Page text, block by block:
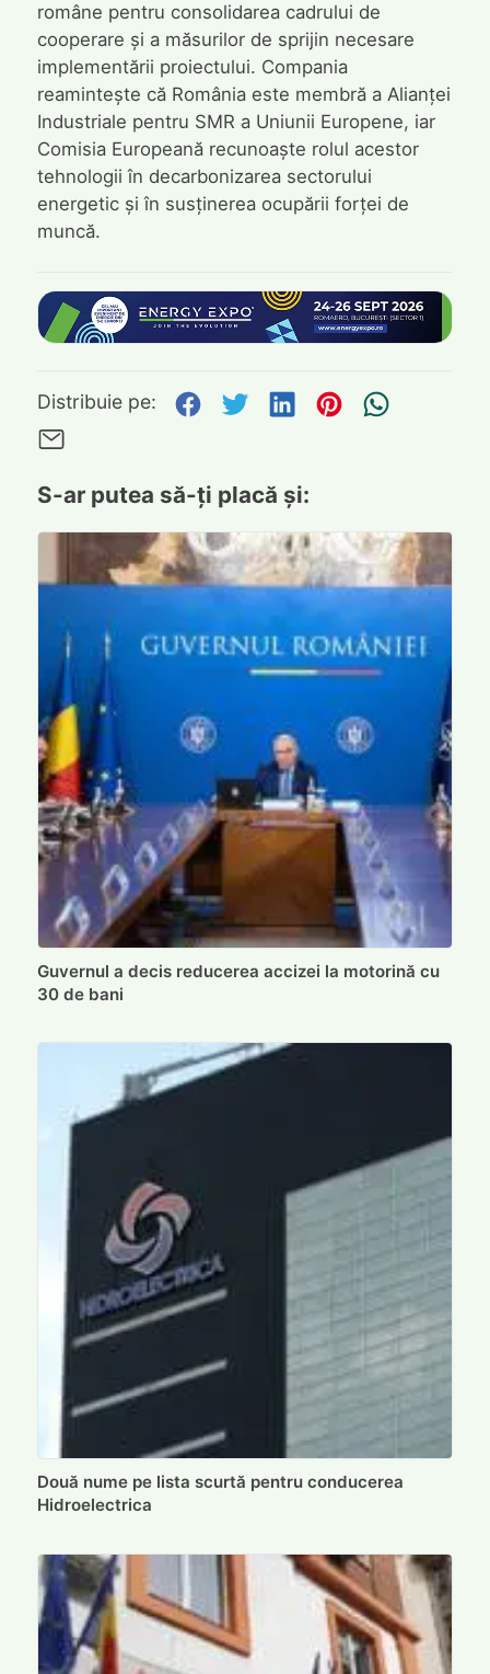
române pentru consolidarea cadrului de
cooperare și a măsurilor de sprijin necesare
implementării proiectului. Compania
reamintește că România este membră a Alianței
Industriale pentru SMR a Uniunii Europene, iar
Comisia Europeană recunoaște rolul acestor
tehnologii în decarbonizarea sectorului
energetic și în susținerea ocupării forței de
muncă.
Distribuie pe: Distribuie pe Facebook
Distribuie pe
Distribuie pe
Distribuie
S-ar putea să-ți placă și:
Guvernul a decis reducerea accizei la motorină cu
30 de bani
Două nume pe lista scurtă pentru conducerea
Hidroelectrica